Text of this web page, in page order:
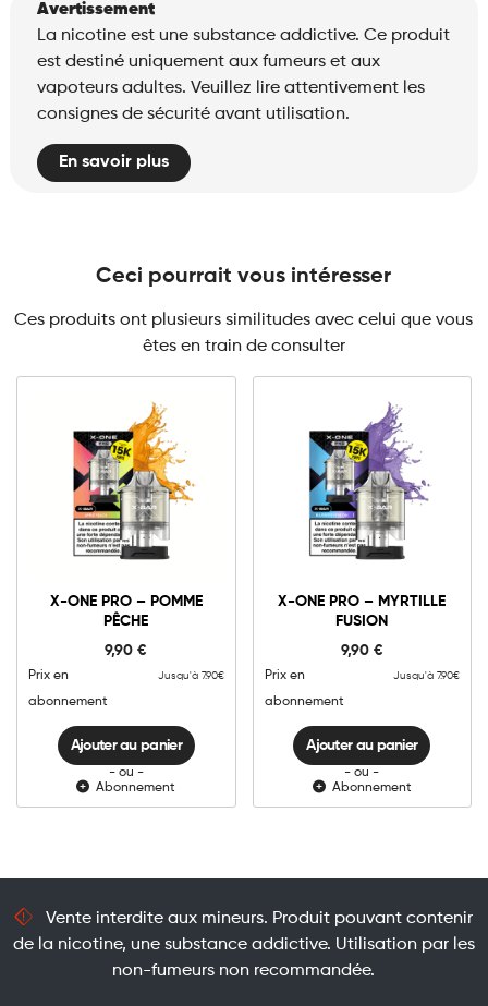
Avertissement
La nicotine est une substance addictive. Ce produit
est destiné uniquement aux fumeurs et aux
vapoteurs adultes. Veuillez lire attentivement les
consignes de sécurité avant utilisation.
En savoir plus
Ceci pourrait vous intéresser
Ces produits ont plusieurs similitudes avec celui que vous
êtes en train de consulter
X-ONE PRO – POMME
PÊCHE
9,90€
Prix en
abonnement
Jusqu'à 7.90€
10mg 20mg
ONE
-
Pêche
quantité
Ajouter au panier
Ajouter au panier
- ou -
Abonnement
X-ONE PRO – MYRTILLE
FUSION
9,90 €
Prix en
abonnement
Jusqu'à 7.90€
10mg 20mg
ONE
-
Fusion
quantité
Ajouter au panier
Ajouter au panier
- ou -
Abonnement
Vente interdite aux mineurs. Produit pouvant contenir
de la nicotine, une substance addictive. Utilisation par les
non-fumeurs non recommandée.